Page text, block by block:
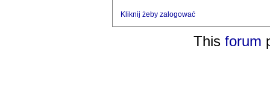
Kliknij żeby zalogować
This forum